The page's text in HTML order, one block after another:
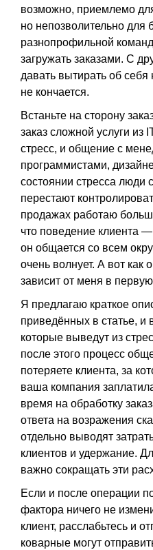
возможно, приемлемо
но непозволительно для
разнопрофильной
загружать заказами. С
давать вытирать об
не кончается.
Встаньте на сторону
заказ сложной услуги из
стресс, и общение с
программистами,
состоянии стресса люди
перестают
продажах работаю
что поведение клиента
он общается со всем
очень волнует. А вот
зависит от меня в
Я предлагаю краткое
приведённых в статье, и
которые выведут из
после этого процесс
потеряете клиента, за
ваша компания
время на обработку
ответа на возражения
отдельно выводят
клиентов и удержание.
важно сокращать эти
Если и после операции
фактора ничего не
клиент, расслабьтесь и
коварные могут